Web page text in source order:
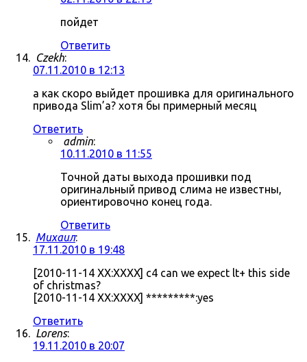
пойдет
Ответить
Czekh:
07.11.2010 в 12:13
а как скоро выйдет прошивка для оригинального
привода Slim’а? хотя бы примерный месяц
Ответить
admin:
10.11.2010 в 11:55
Точной даты выхода прошивки под
оригинальный привод слима не известны,
ориентировочно конец года.
Ответить
Михаил:
17.11.2010 в 19:48
[2010-11-14 XX:XXXX] c4 can we expect lt+ this side
of christmas?
[2010-11-14 XX:XXXX] *********:yes
Ответить
Lorens:
19.11.2010 в 20:07